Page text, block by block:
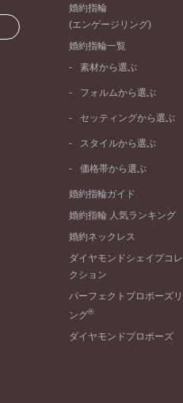
婚約指輪
(エンゲージリング)
婚約指輪一覧
素材から選ぶ
プラチナ
ピンクゴールド
ペールブラウンゴール
フォルムから選ぶ
ストレートライン
V字ライン
セッティングから選ぶ
ソリテール
ダブルサイドメレ
ラインメレ
スタイルから選ぶ
シンプル
モード
エレガント
ゴージャス
価格帯から選ぶ
50万円台～
20万円台～
10万円台～
婚約指輪ガイド
婚約指輪 人気ランキング
婚約ネックレス
ダイヤモンドシェイプコレ
クション
パーフェクトプロポーズリ
ング®
ダイヤモンドプロポーズ